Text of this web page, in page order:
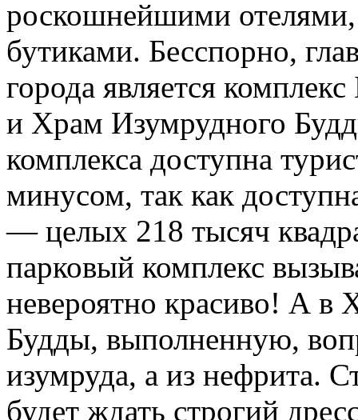
роскошнейшими
бутиками. Бесспорно,
города является
и Храм Изумрудного
комплекса доступна
минусом, так как
— целых 218 тысяч
парковый комплекс
невероятно красиво! А в
Будды, выполненную,
изумруда, а из нефрита.
будет ждать строгий